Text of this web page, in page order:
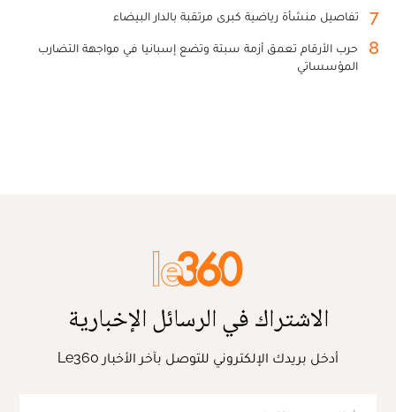
7 تفاصيل منشأة رياضية كبرى مرتقبة بالدار البيضاء
8
حرب الأرقام تعمق أزمة سبتة وتضع إسبانيا في مواجهة التضارب
المؤسساتي
الاشتراك في الرسائل الإخبارية
أدخل بريدك الإلكتروني للتوصل بآخر الأخبار Le360